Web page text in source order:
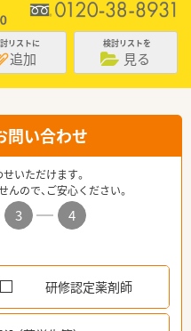
リストに
追加
検討リストを
見る
問い合わせ
いただけます。
ので、ご安心ください。
3
4
研修認定薬剤師